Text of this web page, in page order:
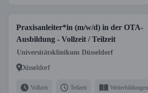
Praxisanleiter*in (m/w/d) in der OTA-
Ausbildung - Vollzeit / Teilzeit
Universitätsklinikum Düsseldorf
Düsseldorf
Vollzeit Teilzeit Weiterbildungen